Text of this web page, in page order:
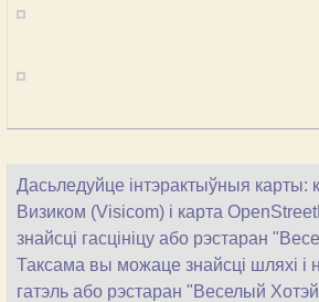
Дасьледуйце інтэрактыўныя карты:
Визиком (Visicom) і карта
знайсці гасцініцу або рэстаран
Таксама вы можаце знайсці шляхі і
гатэль або рэстаран "Веселый